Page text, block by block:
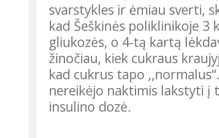
svarstykles ir ėmiau sverti,
kad Šeškinės poliklinikoje
gliukozės, o 4-tą kartą
žinočiau, kiek cukraus
kad cukrus tapo
nereikėjo naktimis lakstyti į
insulino dozė.